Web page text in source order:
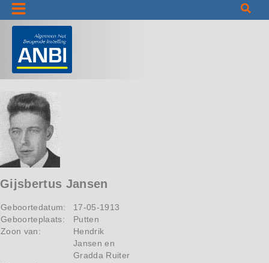
Informatie
Gijsbertus Jansen
Geboortedatum:
17-05-1913
Geboorteplaats:
Putten
Zoon van:
Hendrik
Jansen en
Gradda Ruiter